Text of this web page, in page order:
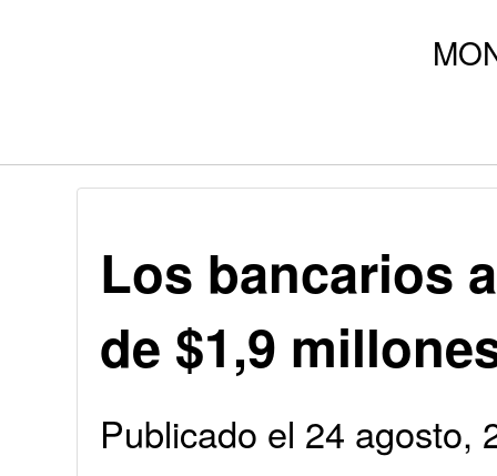
Los bancarios
de $1,9
Publicado el 24 agosto,